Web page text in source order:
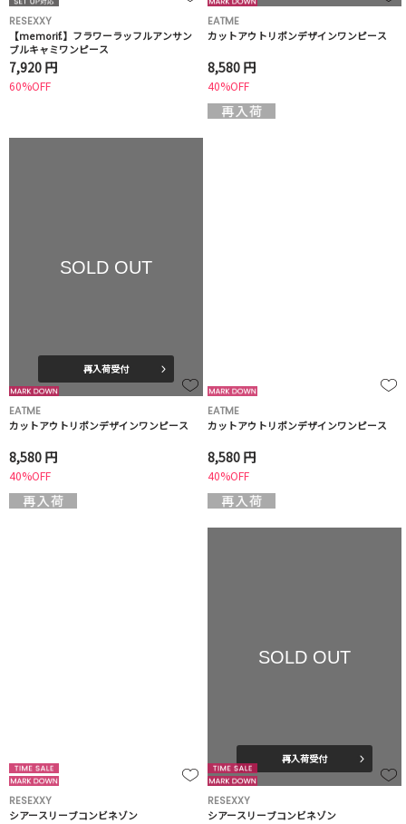
RESEXXY
【memorif.】フラワーラッフルアンサン
ブルキャミワンピース
7,920 円
60%OFF
EATME
カットアウトリボンデザインワンピース
8,580 円
40%OFF
SOLD OUT
再入荷受付
EATME
カットアウトリボンデザインワンピース
8,580 円
40%OFF
EATME
カットアウトリボンデザインワンピース
8,580 円
40%OFF
RESEXXY
シアースリーブコンビネゾン
SOLD OUT
再入荷受付
RESEXXY
シアースリーブコンビネゾン